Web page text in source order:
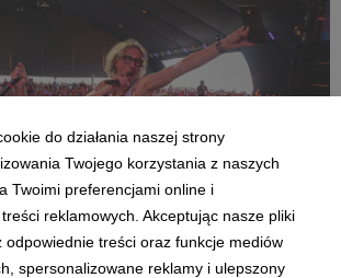
do działania naszej strony
Twojego korzystania z naszych
Twoimi preferencjami online i
reklamowych. Akceptując nasze pliki
odpowiednie treści oraz funkcje mediów
spersonalizowane reklamy i ulepszony